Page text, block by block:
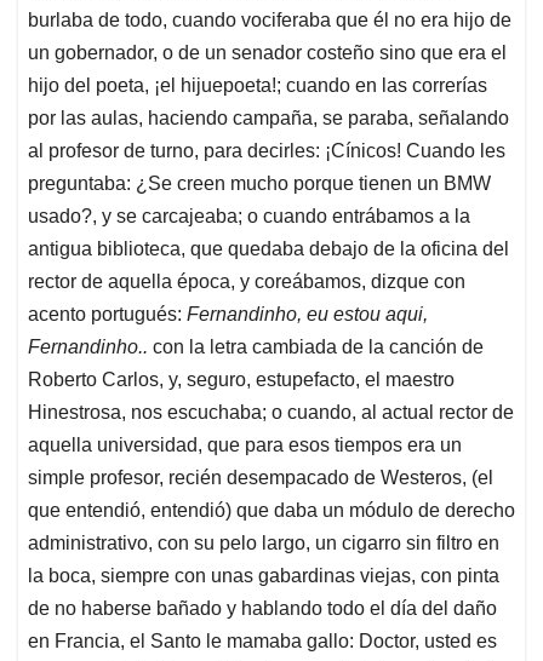
burlaba de todo, cuando vociferaba que él no era hijo de
un gobernador, o de un senador costeño sino que era el
hijo del poeta, ¡el hijuepoeta!; cuando en las correrías
por las aulas, haciendo campaña, se paraba, señalando
al profesor de turno, para decirles: ¡Cínicos! Cuando les
preguntaba: ¿Se creen mucho porque tienen un BMW
usado?, y se carcajeaba; o cuando entrábamos a la
antigua biblioteca, que quedaba debajo de la oficina del
rector de aquella época, y coreábamos, dizque con
acento portugués: Fernandinho, eu estou aqui,
Fernandinho.. con la letra cambiada de la canción de
Roberto Carlos, y, seguro, estupefacto, el maestro
Hinestrosa, nos escuchaba; o cuando, al actual rector de
aquella universidad, que para esos tiempos era un
simple profesor, recién desempacado de Westeros, (el
que entendió, entendió) que daba un módulo de derecho
administrativo, con su pelo largo, un cigarro sin filtro en
la boca, siempre con unas gabardinas viejas, con pinta
de no haberse bañado y hablando todo el día del daño
en Francia, el Santo le mamaba gallo: Doctor, usted es